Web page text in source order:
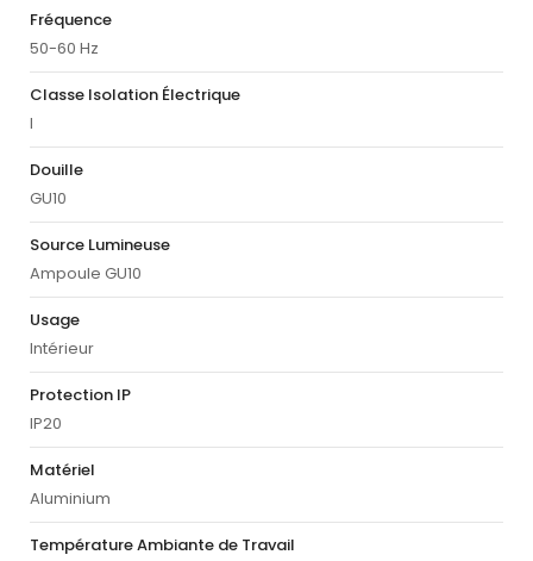
Fréquence
50-60 Hz
Classe Isolation Électrique
I
Douille
GU10
Source Lumineuse
Ampoule GU10
Usage
Intérieur
Protection IP
IP20
Matériel
Aluminium
Température Ambiante de Travail